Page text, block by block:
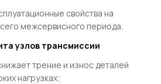
свойства на
межсервисного периода.
узлов трансмиссии
трение и износ деталей
нагрузках;